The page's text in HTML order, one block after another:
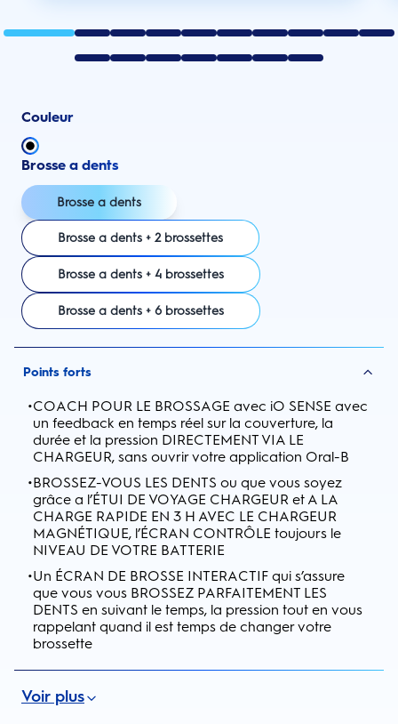
Couleur
Brosse a dents
Brosse a dents
Brosse a dents + 2 brossettes
Brosse a dents + 4 brossettes
Brosse a dents + 6 brossettes
Points forts
•COACH POUR LE BROSSAGE avec iO SENSE avec
un feedback en temps réel sur la couverture, la
durée et la pression DIRECTEMENT VIA LE
CHARGEUR, sans ouvrir votre application Oral-B
•BROSSEZ-VOUS LES DENTS ou que vous soyez
grâce a l’ÉTUI DE VOYAGE CHARGEUR et A LA
CHARGE RAPIDE EN 3 H AVEC LE CHARGEUR
MAGNÉTIQUE, l’ÉCRAN CONTRÔLE toujours le
NIVEAU DE VOTRE BATTERIE
•Un ÉCRAN DE BROSSE INTERACTIF qui s’assure
que vous vous BROSSEZ PARFAITEMENT LES
DENTS en suivant le temps, la pression tout en vous
rappelant quand il est temps de changer votre
brossette
Voir plus